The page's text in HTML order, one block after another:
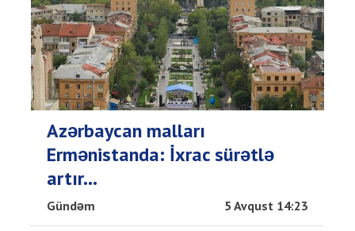
Azərbaycan malları
Ermənistanda: İxrac sürətlə
artır...
Gündəm 5 Avqust 14:23